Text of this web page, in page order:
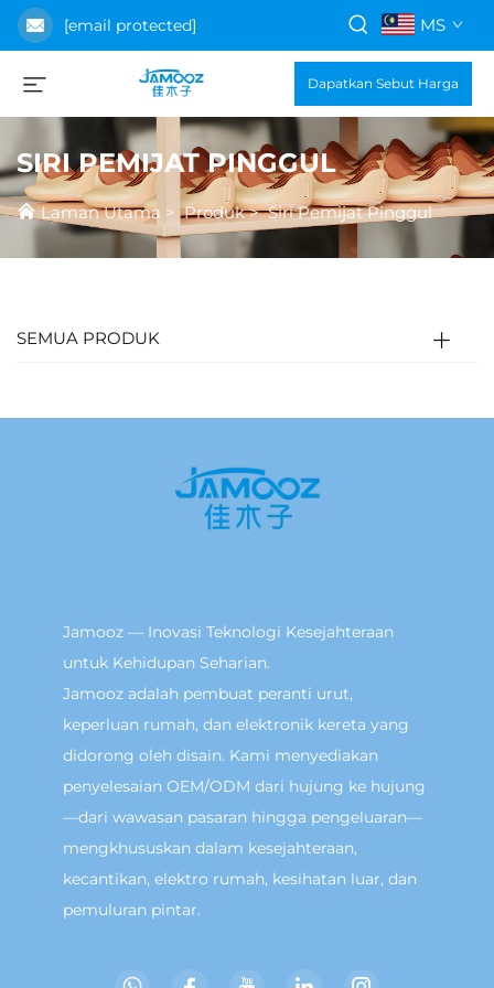
[email protected] MS
Dapatkan Sebut Harga
SIRI PEMIJAT PINGGUL
Laman Utama >Produk>Siri Pemijat Pinggul
SEMUA PRODUK
Jamooz — Inovasi Teknologi Kesejahteraan
untuk Kehidupan Seharian.
Jamooz adalah pembuat peranti urut,
keperluan rumah, dan elektronik kereta yang
didorong oleh disain. Kami menyediakan
penyelesaian OEM/ODM dari hujung ke hujung
—dari wawasan pasaran hingga pengeluaran—
mengkhususkan dalam kesejahteraan,
kecantikan, elektro rumah, kesihatan luar, dan
pemuluran pintar.